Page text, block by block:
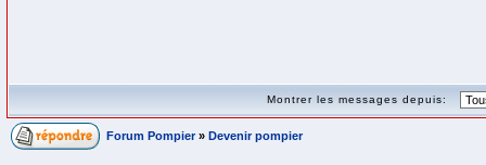
Montrer les messages depuis:
Forum Pompier » Devenir pompier